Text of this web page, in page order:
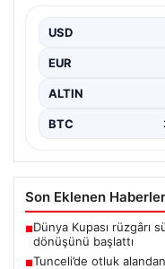
USD
EUR
ALTIN
BTC
Son Eklenen Haberler
■Dünya Kupası rüzgârı
dönüşünü başlattı
■Tunceli’de otluk